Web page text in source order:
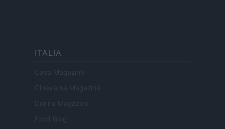
ITALIA
Casa Magazine
Cineverse Magazine
Donne Magazine
Food Blog